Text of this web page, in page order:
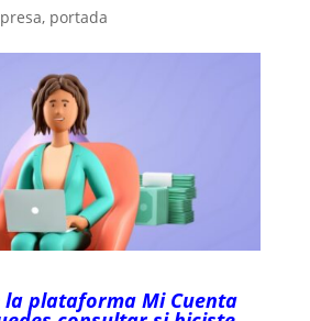
, portada
la plataforma Mi Cuenta